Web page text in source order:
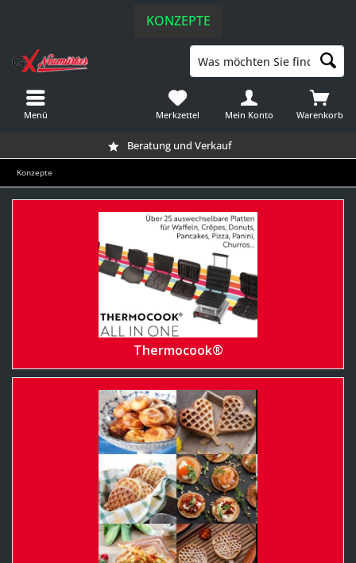
KONZEPTE
Beratung und Verkauf
Warenkorb
Merkzettel Mein Konto
Menü
Konzepte
Thermocook®